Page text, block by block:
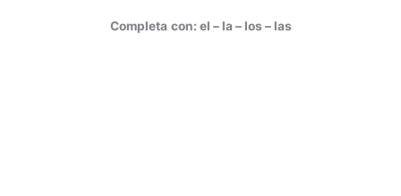
Completa con: el – la – los – las